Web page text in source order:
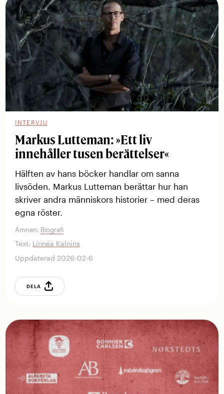
INTERVJU
Markus Lutteman: »Ett liv
innehåller tusen berättelser«
Hälften av hans böcker ­handlar om sanna
livsöden. Markus Lutteman ­berättar hur han
skriver ­andra ­människors historier – med deras
egna röster.
Ämnen: Biografi
Text: Linnéa Kalnins
Uppdaterad 2026-02-6
DELA